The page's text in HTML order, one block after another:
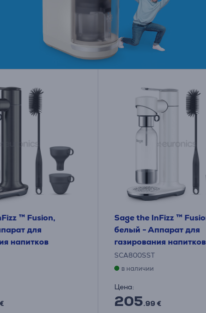
™ Fusion,
для
напитков
Sage the InFizz ™
белый - Аппарат для
газирования напитков
SCA800SST
в наличии
Цена:
205.99 €